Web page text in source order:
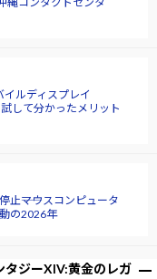
ルディスプレイ
して分かったメリット
――マウスコンピュータ
の2026年
タジーXIV:黄金のレガ